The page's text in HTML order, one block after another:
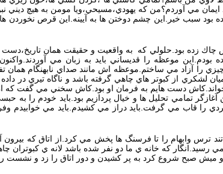
مي آوردم؟من كه يهودي،مسيحي،ويا مومن به هيچ ديني
بود سبب خير.اين چشم دوختن ها به آيينه.اين قرص نخوردن
زده بود.حلولي كه به واقعيت و حقيقت همان تاريخ،دست
موعظه را قديساني بايد به زبان مي
را آزاد مي ساختم.موعظه اش مانند صداي نابهنگام
لشكري از كبوتر هاي چاهي گرفته باشد و ناگاه تيري در
دست هايم به فرمان او بود.كاش سخني مي گفت كه
تمامي تحليل ها و خيال پردازيم بود.بايد خودم را
را قاب مي گرفت.بايد دراز مي كشيدم.بايد مي خوابيدم
ترس وابهام را تا فرسنگ ها پخش مي كرد.از اتاق كه بيرون
مي رسيد.انگار كه خانه ي ما دو نفر شده باشد لانه ي
و ميش صبح شروع كرد به پر كشيدن و دور اتاق را زد و